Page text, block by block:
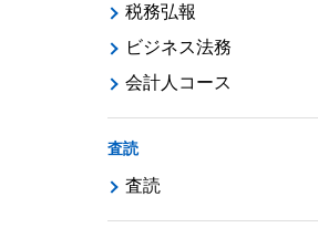
税務弘報
ビジネス法務
会計人コース
査読
査読